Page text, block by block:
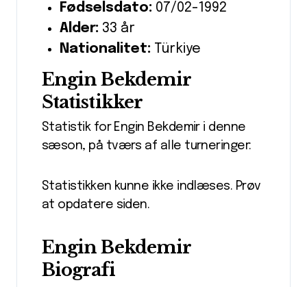
Fødselsdato: 07/02-1992
Alder: 33 år
Nationalitet: Türkiye
Engin Bekdemir
Statistikker
Statistik for Engin Bekdemir i denne
sæson, på tværs af alle turneringer:
Statistikken kunne ikke indlæses. Prøv
at opdatere siden.
Engin Bekdemir
Biografi